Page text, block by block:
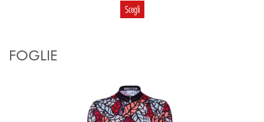
Scegli
FOGLIE